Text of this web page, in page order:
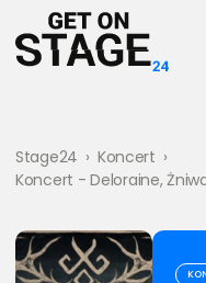
Stage24 › Koncert ›
Koncert - Deloraine,